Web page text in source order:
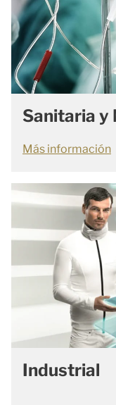
Sanitaria y
Más información
Industrial